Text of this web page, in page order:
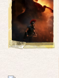
Hungry
Por: Croc
Las 10